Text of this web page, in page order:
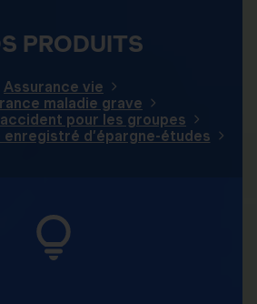
PRODUITS
Assurance vie
maladie grave
pour les groupes
enregistré d’épargne-études